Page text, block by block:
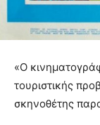
«Ο
τουριστικής
σκηνοθέτης